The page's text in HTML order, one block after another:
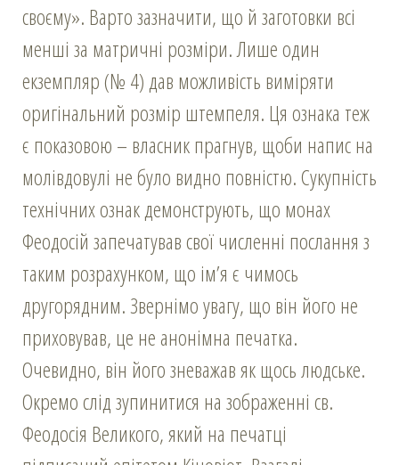
своєму». Варто зазначити, що й заготовки всі
менші за матричні розміри. Лише один
екземпляр (№ 4) дав можливість виміряти
оригінальний розмір штемпеля. Ця ознака теж
є показовою – власник прагнув, щоби напис на
молівдовулі не було видно повністю. Сукупність
технічних ознак демонструють, що монах
Феодосій запечатував свої численні послання з
таким розрахунком, що ім’я є чимось
другорядним. Звернімо увагу, що він його не
приховував, це не анонімна печатка.
Очевидно, він його зневажав як щось людське.
Окремо слід зупинитися на зображенні св.
Феодосія Великого, який на печатці